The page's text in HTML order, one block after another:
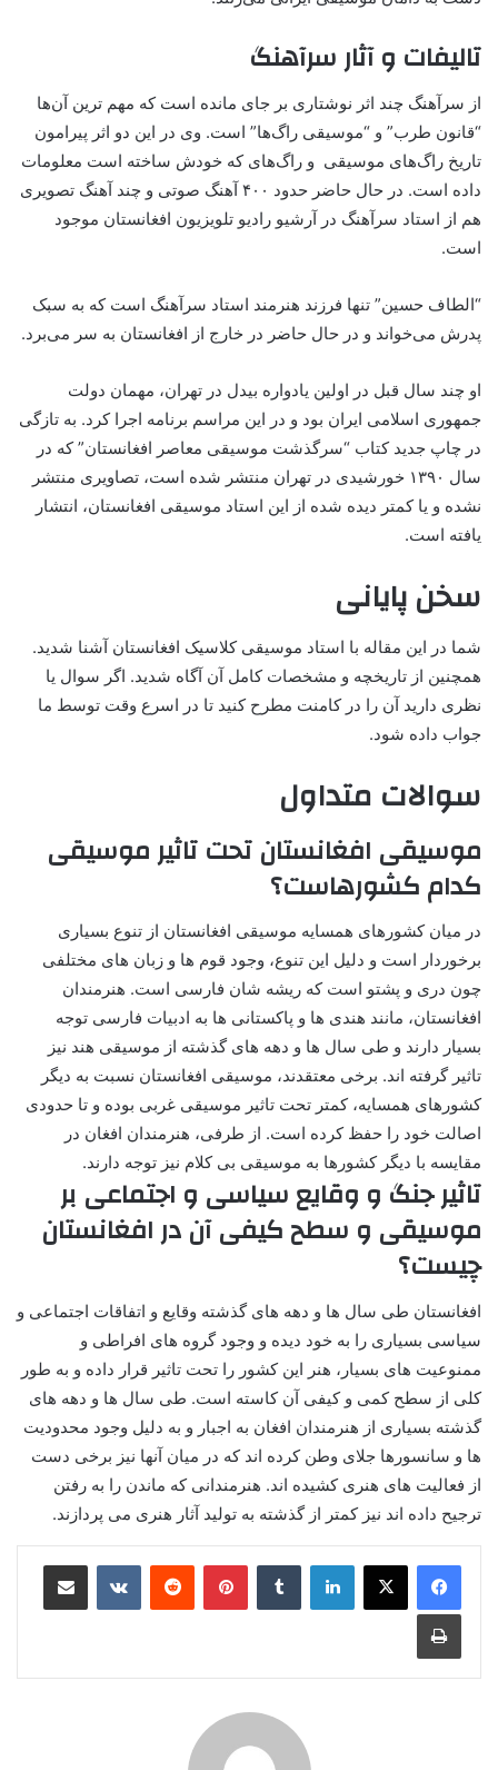
تالیفات و آثار سرآهنگ
از سرآهنگ چند اثر نوشتاری بر جای مانده است که مهم ترین آن‌ها
“قانون طرب” و “موسیقی راگ‌ها” است. وی در این دو اثر پیرامون
تاریخ راگ‌های موسیقی و راگ‌های که خودش ساخته است معلومات
داده است. در حال حاضر حدود ۴۰۰ آهنگ صوتی و چند آهنگ تصویری
هم از استاد سرآهنگ در آرشیو رادیو تلویزیون افغانستان موجود
است.
“الطاف حسین” تنها فرزند هنرمند استاد سرآهنگ است که به سبک
پدرش می‌خواند‍ و در حال حاضر در خارج از افغانستان به سر می‌برد.
او چند سال قبل در اولین یادواره بیدل در تهران، مهمان دولت
جمهوری اسلامی ایران بود و در این مراسم برنامه اجرا کرد. به تازگی
در چاپ جدید کتاب “سرگذشت موسیقی معاصر افغانستان” که در
سال ۱۳۹۰ خورشیدی در تهران منتشر شده است، تصاویری منتشر
نشده و یا کمتر دیده شده از این استاد موسیقی افغانستان، انتشار
یافته است.
سخن پایانی
شما در این مقاله با استاد موسیقی کلاسیک افغانستان آشنا شدید.
همچنین از تاریخچه و مشخصات کامل آن آگاه شدید. اگر سوال یا
نظری دارید آن را در کامنت مطرح کنید تا در اسرع وقت توسط ما
جواب داده شود.
سوالات متداول
موسیقی افغانستان تحت تاثیر موسیقی
کدام کشورهاست؟
در میان کشورهای همسایه موسیقی افغانستان از تنوع بسیاری
برخوردار است و دلیل این تنوع، وجود قوم ها و زبان های مختلفی
چون دری و پشتو است که ریشه شان فارسی است. هنرمندان
افغانستان، مانند هندی ها و پاکستانی ها به ادبیات فارسی توجه
بسیار دارند و طی سال ها و دهه های گذشته از موسیقی هند نیز
تاثیر گرفته اند. برخی معتقدند، موسیقی افغانستان نسبت به دیگر
کشورهای همسایه، کمتر تحت تاثیر موسیقی غربی بوده و تا حدودی
اصالت خود را حفظ کرده است. از طرفی، هنرمندان افغان در
مقایسه با دیگر کشورها به موسیقی بی کلام نیز توجه دارند.
تاثیر جنگ و وقایع سیاسی و اجتماعی بر
موسیقی و سطح کیفی آن در افغانستان
چیست؟
افغانستان طی سال ها و دهه های گذشته وقایع و اتفاقات اجتماعی و
سیاسی بسیاری را به خود دیده و وجود گروه های افراطی و
ممنوعیت های بسیار، هنر این کشور را تحت تاثیر قرار داده و به طور
کلی از سطح کمی و کیفی آن کاسته است. طی سال ها و دهه های
گذشته بسیاری از هنرمندان افغان به اجبار و به دلیل وجود محدودیت
ها و سانسورها جلای وطن کرده اند که در میان آنها نیز برخی دست
از فعالیت های هنری کشیده اند. هنرمندانی که ماندن را به رفتن
ترجیح داده اند نیز کمتر از گذشته به تولید آثار هنری می پردازند.
لینکدین ‫تامبلر پینترست‫رددیت ‫VKontakteاشتراک گذاری از طریق ایمیل
چاپ